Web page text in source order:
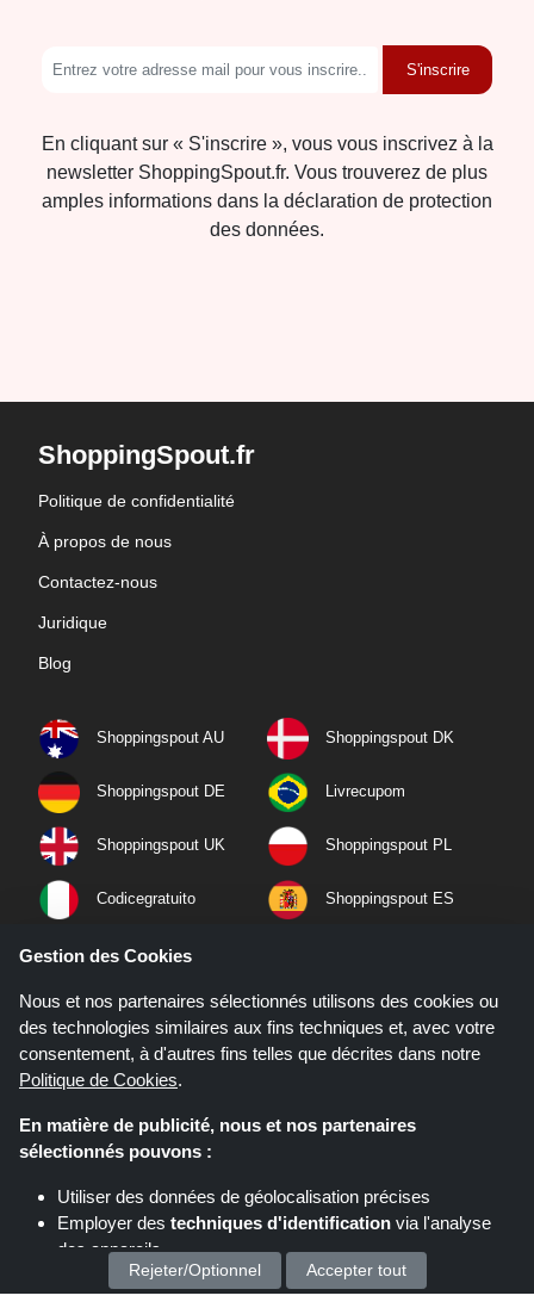
S'inscrire
En cliquant sur « S'inscrire », vous vous inscrivez à la
newsletter ShoppingSpout.fr. Vous trouverez de plus
amples informations dans la déclaration de protection
des données.
ShoppingSpout.fr
Politique de confidentialité
À propos de nous
Contactez-nous
Juridique
Blog
Shoppingspout AU Shoppingspout DK
Shoppingspout DE Livrecupom
Shoppingspout UK Shoppingspout PL
Codicegratuito Shoppingspout ES
Shoppingspout NL
Shoppingspout PT Shoppingspout NO
Gestion des Cookies
Nous et nos partenaires sélectionnés utilisons des cookies ou
des technologies similaires aux fins techniques et, avec votre
consentement, à d'autres fins telles que décrites dans notre
Politique de Cookies.
En matière de publicité, nous et nos partenaires
sélectionnés pouvons :
Utiliser des données de géolocalisation précises
Employer des techniques d'identification via l'analyse
des appareils
Stocker et/ou accéder à des informations sur un appareil
Rejeter/Optionnel Accepter tout